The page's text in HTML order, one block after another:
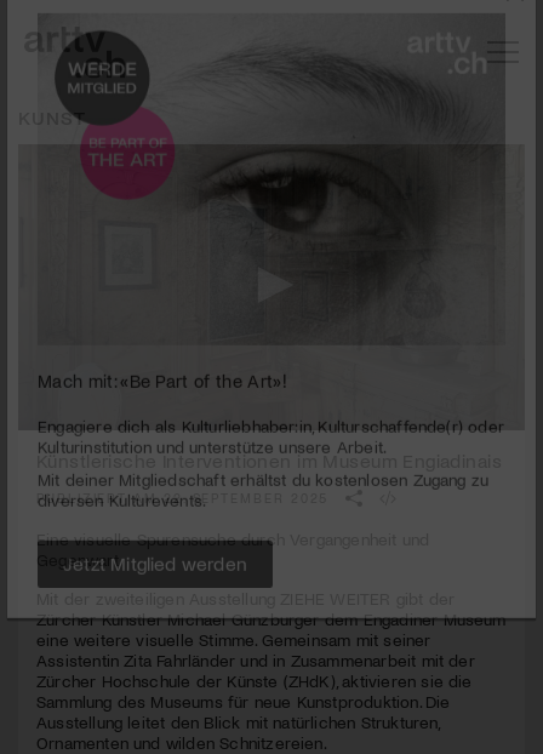
KUNST
seconds
25
seconds
Künstlerische Interventionen im Museum Engiadinais
PUBLIZIERT AM 22. SEPTEMBER 2025
Eine visuelle Spurensuche durch Vergangenheit und
Gegenwart
Zürcher Künstler Michael Günzburger dem Engadiner Museum
eine weitere visuelle Stimme. Gemeinsam mit seiner
Assistentin Zita Fahrländer und in Zusammenarbeit mit der
Zürcher Hochschule der Künste (ZHdK), aktivieren sie die
Sammlung des Museums für neue Kunstproduktion. Die
Ausstellung leitet den Blick mit natürlichen Strukturen,
Ornamenten und wilden Schnitzereien.
Mach mit: «Be Part of the Art»!
Kulturinstitution und unterstütze unsere Arbeit.
diversen Kulturevents.